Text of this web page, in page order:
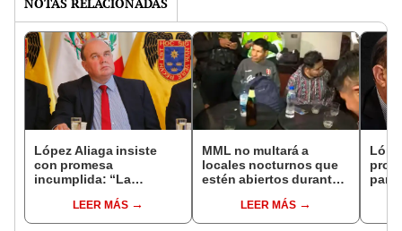
López Aliaga insiste
con promesa
incumplida: “La
con las 10.000 motos”
LEER MÁS
MML no multará a
locales nocturnos que
estén abiertos durante
LEER MÁS
para